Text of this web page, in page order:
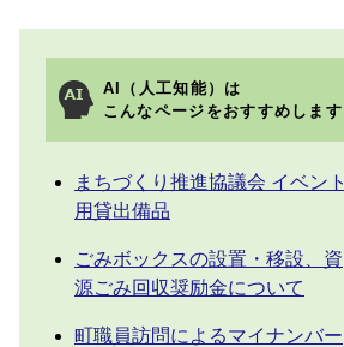
AI（人工知能）は
こんなページをおすすめします
まちづくり推進協議会 イベント
用貸出備品
ごみボックスの設置・移設、資
源ごみ回収奨励金について
町職員訪問によるマイナンバー